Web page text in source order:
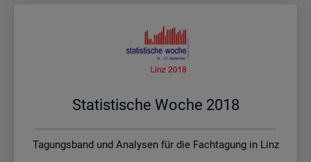
Sta­tis­ti­sche Woche 2018
Tagungsband und Analysen für die Fachtagung in Linz